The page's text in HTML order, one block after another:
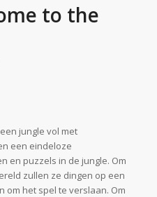
to the
jungle vol met
een eindeloze
en puzzels in de jungle. Om
zullen ze dingen op een
om het spel te verslaan. Om